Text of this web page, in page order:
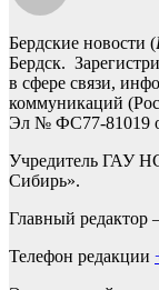
Бердские новости (
Бердск.
в сфере связи,
коммуникаций
Эл № ФС77-81019
Учредитель ГАУ
Сибирь».
Главный редактор
Телефон редакции